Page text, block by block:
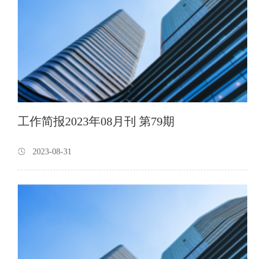
工作简报2023年08月刊 第79期
2023-08-31